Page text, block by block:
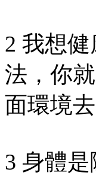
2 我想
法，你
面環境
3 身體